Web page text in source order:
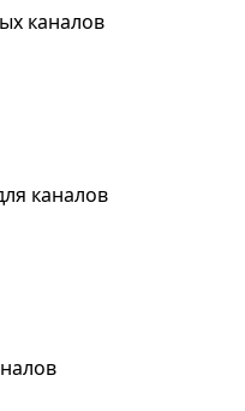
каналов
каналов